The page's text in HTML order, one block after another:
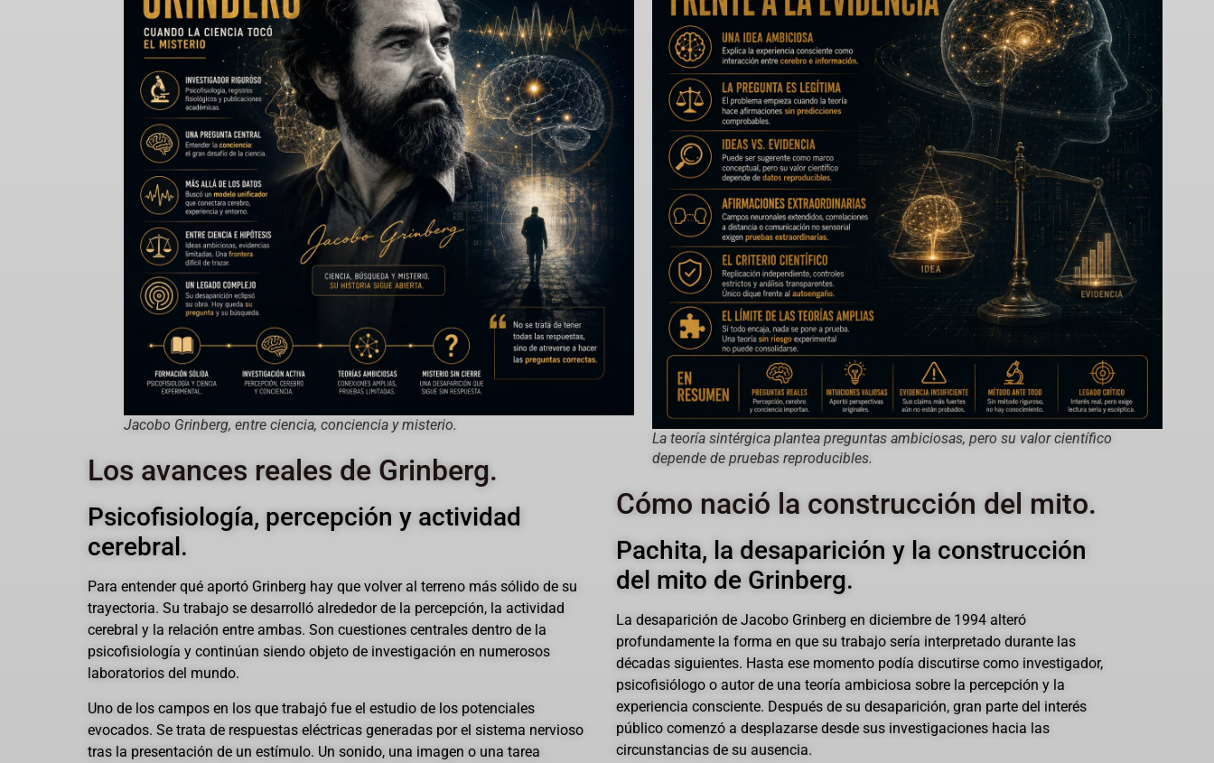
Jacobo Grinberg, entre ciencia, conciencia y misterio.
Los avances reales de Grinberg.
Psicofisiología, percepción y actividad
cerebral.
Para entender qué aportó Grinberg hay que volver al terreno más sólido de su
trayectoria. Su trabajo se desarrolló alrededor de la percepción, la actividad
cerebral y la relación entre ambas. Son cuestiones centrales dentro de la
psicofisiología y continúan siendo objeto de investigación en numerosos
laboratorios del mundo.
Uno de los campos en los que trabajó fue el estudio de los potenciales
evocados. Se trata de respuestas eléctricas generadas por el sistema nervioso
tras la presentación de un estímulo. Un sonido, una imagen o una tarea
La teoría sintérgica plantea preguntas ambiciosas, pero su valor científico
depende de pruebas reproducibles.
Cómo nació la construcción del mito.
Pachita, la desaparición y la construcción
del mito de Grinberg.
La desaparición de Jacobo Grinberg en diciembre de 1994 alteró
profundamente la forma en que su trabajo sería interpretado durante las
décadas siguientes. Hasta ese momento podía discutirse como investigador,
psicofisiólogo o autor de una teoría ambiciosa sobre la percepción y la
experiencia consciente. Después de su desaparición, gran parte del interés
público comenzó a desplazarse desde sus investigaciones hacia las
circunstancias de su ausencia.